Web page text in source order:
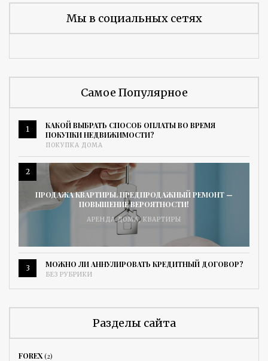
Мы в социальных сетях
Самое Популярное
1
КАКОЙ ВЫБРАТЬ СПОСОБ ОПЛАТЫ ВО ВРЕМЯ
ПОКУПКИ НЕДВИЖИМОСТИ?
ПОКУПКА ДОМА
2
ПРОДАЖА КВАРТИРЫ. ПРЕДПРОДАЖНЫЙ РЕМОНТ —
ПОВЫШЕНИЕ ВЕРОЯТНОСТИ!
АРЕНДА ДОМА, КВАРТИРЫ
3 МОЖНО ЛИ АННУЛИРОВАТЬ КРЕДИТНЫЙ ДОГОВОР?
БЕЗ РУБРИКИ
Разделы сайта
FOREX(2)